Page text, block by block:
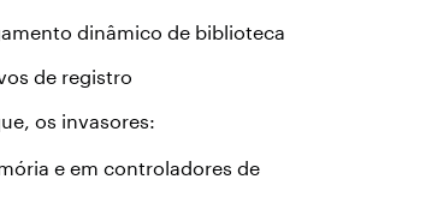
dinâmico de biblioteca
de registro
os invasores:
e em controladores de